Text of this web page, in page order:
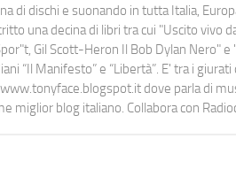
di dischi e suonando in tutta Italia,
una decina di libri tra cui "Uscito vivo
Gil Scott-Heron Il Bob Dylan Nero"
“Il Manifesto” e “Libertà”. E' tra i
dove parla di
miglior blog italiano. Collabora con